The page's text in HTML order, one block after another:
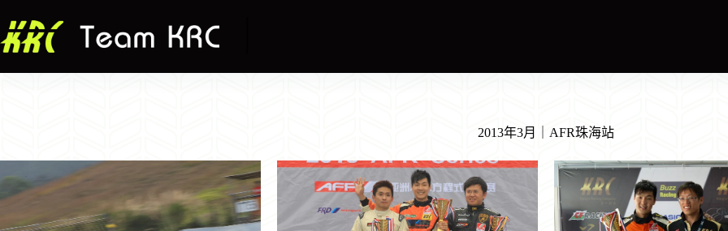
至
主
2013年3月｜AFR珠海站